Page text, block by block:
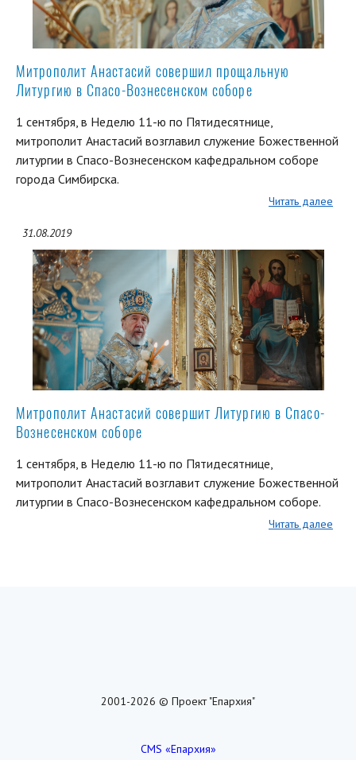
Митрополит Анастасий совершил прощальную
Литургию в Спасо-Вознесенском соборе
1 сентября, в Неделю 11-ю по Пятидесятнице,
митрополит Анастасий возглавил служение Божественной
литургии в Спасо-Вознесенском кафедральном соборе
города Симбирска.
Читать далее
31.08.2019
Митрополит Анастасий совершит Литургию в Спасо-
Вознесенском соборе
1 сентября, в Неделю 11-ю по Пятидесятнице,
митрополит Анастасий возглавит служение Божественной
литургии в Спасо-Вознесенском кафедральном соборе.
Читать далее
2001-2026 © Проект "Епархия"
CMS «Епархия»